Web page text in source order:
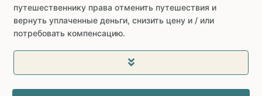
путешественнику права отменить путешествия и
вернуть уплаченные деньги, снизить цену и / или
потребовать компенсацию.